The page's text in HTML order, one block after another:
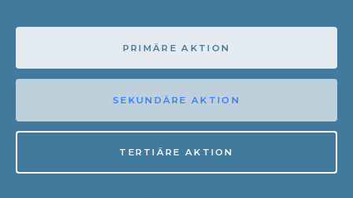
PRIMÄRE AKTION
SEKUNDÄRE AKTION
TERTIÄRE AKTION